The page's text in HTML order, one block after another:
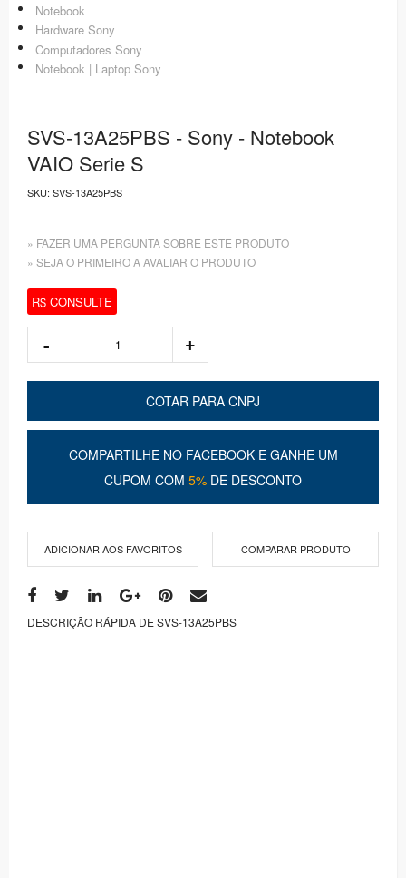
Notebook
Hardware Sony
Computadores Sony
Notebook | Laptop Sony
SVS-13A25PBS - Sony - Notebook
VAIO Serie S
SKU: SVS-13A25PBS
» FAZER UMA PERGUNTA SOBRE ESTE PRODUTO
» SEJA O PRIMEIRO A AVALIAR O PRODUTO
R$ CONSULTE
COTAR PARA CNPJ
COMPARTILHE NO FACEBOOK E GANHE UM
CUPOM COM 5% DE DESCONTO
ADICIONAR AOS FAVORITOS COMPARAR PRODUTO
DESCRIÇÃO RÁPIDA DE SVS-13A25PBS